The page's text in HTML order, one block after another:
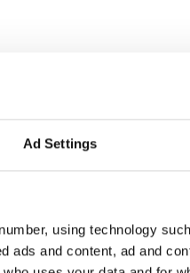
Ad Settings
using technology
ads and content, ad and
genom en